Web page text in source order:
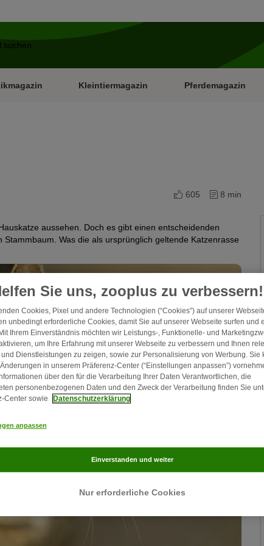
Kleintiermagazin Pferdemagazin
605 8 min
aussehen. Doch es gibt einen entscheidenden
Was die als ursprünglich geltende Katzenrasse
Sie uns, zooplus zu verbessern!
Cookies, Pixel und andere Technologien (“Cookies”) auf unserer
unbedingt erforderliche Cookies, damit Sie auf unserer Webseite surfen und
Ihrem Einverständnis möchten wir Leistungs-, Funktionelle- und
um Ihre Erfahrung mit unserer Webseite zu verbessern und Ihnen
und Dienstleistungen zu zeigen, sowie zur Personalisierung von Werbung. Sie
in unserem Präferenz-Center (“Einstellungen anpassen”)
über den für die Verarbeitung Ihrer Daten Verantwortlichen, die
personenbezogenen Daten und den Zweck der Verarbeitung finden Sie
Center sowie
Datenschutzerklärung
anpassen
Nur erforderliche Cookies
Einverstanden und weiter